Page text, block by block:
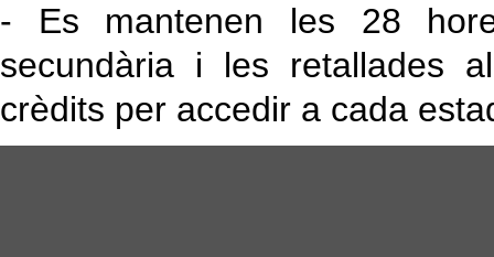
- Es mantenen les 28
secundària i les retallades
crèdits per accedir a cada